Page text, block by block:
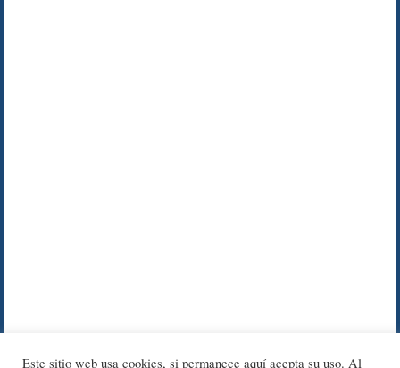
Este sitio web usa cookies, si permanece aquí acepta su uso. Al